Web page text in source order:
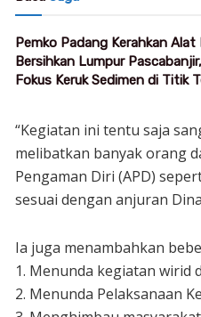
Pemko Padang Kerahkan Alat
Bersihkan Lumpur
Fokus Keruk Sedimen di Titik
“Kegiatan ini tentu saja
melibatkan banyak orang
Pengaman Diri (APD)
sesuai dengan anjuran
Ia juga menambahkan
1. Menunda kegiatan wirid
2. Menunda Pelaksanaan